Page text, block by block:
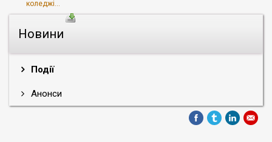
Новини
Події
Анонси
коледжі...